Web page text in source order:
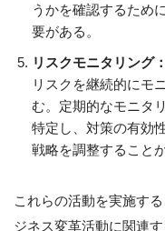
うかを確認するため
要がある。
リスクモニタリング：
リスクを継続的にモ
む。定期的なモニタ
特定し、対策の有効
戦略を調整すること
これらの活動を実施す
ジネス変革活動に関連